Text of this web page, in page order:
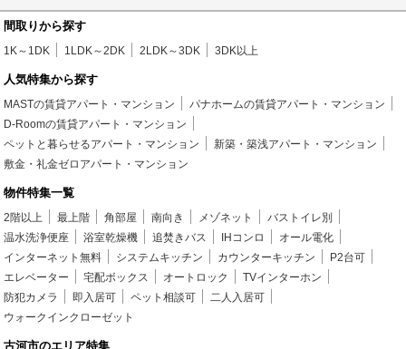
間取りから探す
1K～1DK 1LDK～2DK 2LDK～3DK 3DK以上
人気特集から探す
MASTの賃貸アパート・マンション
パナホームの賃貸アパート・マンション
D-Roomの賃貸アパート・マンション
ペットと暮らせるアパート・マンション
新築・築浅アパート・マンション
敷金・礼金ゼロアパート・マンション
物件特集一覧
2階以上 最上階 角部屋 南向き メゾネット
バストイレ別
温水洗浄便座
浴室乾燥機 追焚きバス IHコンロ
オール電化
インターネット無料
システムキッチン カウンターキッチン
P2台可
エレベーター
宅配ボックス オートロック
TVインターホン
防犯カメラ
即入居可 ペット相談可
二人入居可
ウォークインクローゼット
古河市のエリア特集